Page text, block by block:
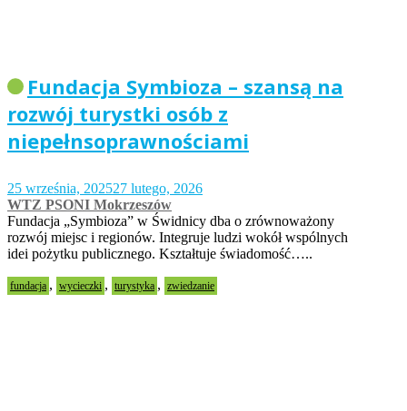
Fundacja Symbioza – szansą na
rozwój turystki osób z
niepełnsoprawnościami
25 września, 202527 lutego, 2026
WTZ PSONI Mokrzeszów
Fundacja „Symbioza” w Świdnicy dba o zrównoważony
rozwój miejsc i regionów. Integruje ludzi wokół wspólnych
idei pożytku publicznego. Kształtuje świadomość…..
fundacja , wycieczki , turystyka , zwiedzanie